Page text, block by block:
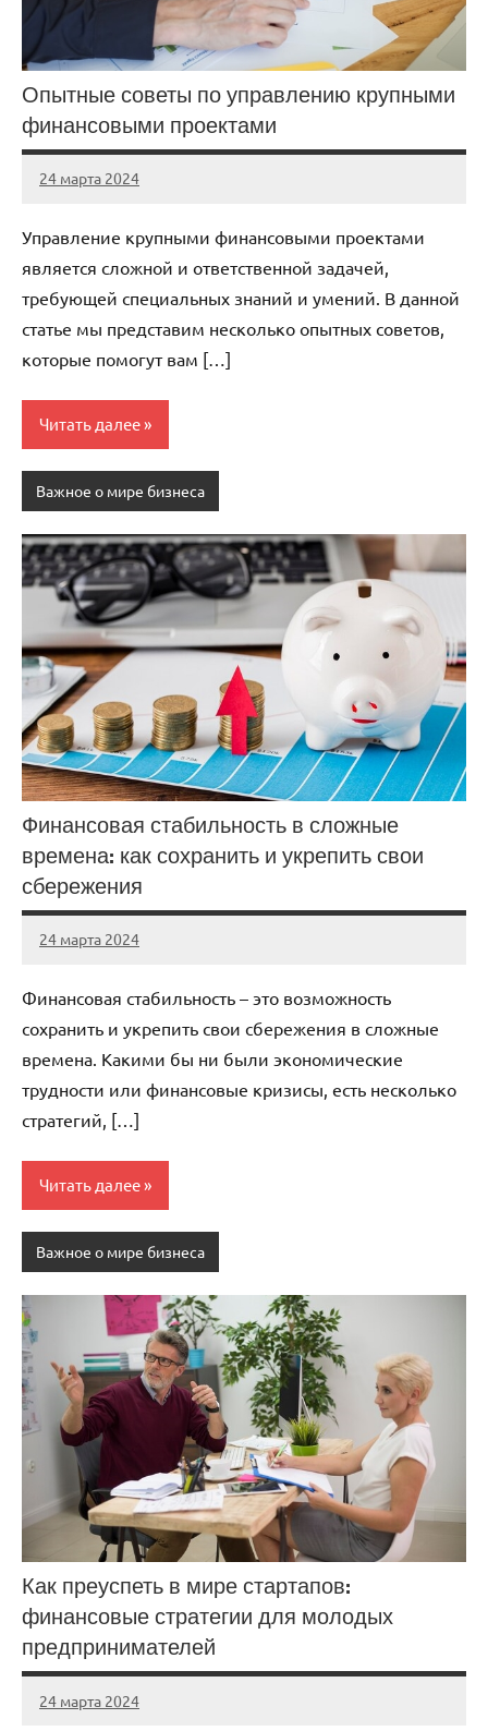
Опытные советы по управлению крупными
финансовыми проектами
24 марта 2024
stroyka_sl_r
Нет
Управление крупными финансовыми проектами
является сложной и ответственной задачей,
требующей специальных знаний и умений. В данной
статье мы представим несколько опытных советов,
которые помогут вам […]
Читать далее
Важное о мире бизнеса
Финансовая стабильность в сложные
времена: как сохранить и укрепить свои
сбережения
24 марта 2024
stroyka_sl_r
Нет
Финансовая стабильность – это возможность
сохранить и укрепить свои сбережения в сложные
времена. Какими бы ни были экономические
трудности или финансовые кризисы, есть несколько
стратегий, […]
Читать далее
Важное о мире бизнеса
Как преуспеть в мире стартапов:
финансовые стратегии для молодых
предпринимателей
24 марта 2024
stroyka_sl_r
Нет